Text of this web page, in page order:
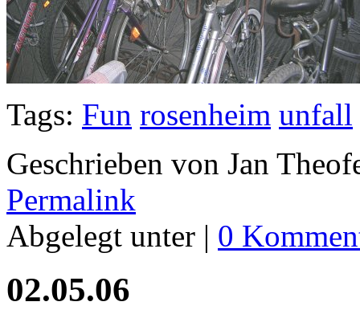
Tags: Fun rosenheim unfall
Geschrieben von Jan
Permalink
Abgelegt unter | 0
02.05.06